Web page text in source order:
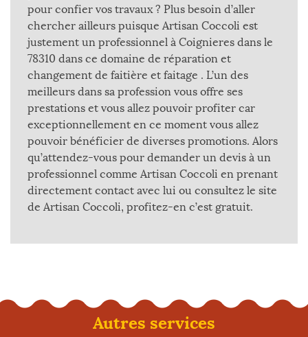
pour confier vos travaux ? Plus besoin d’aller
chercher ailleurs puisque Artisan Coccoli est
justement un professionnel à Coignieres dans le
78310 dans ce domaine de réparation et
changement de faitière et faitage . L’un des
meilleurs dans sa profession vous offre ses
prestations et vous allez pouvoir profiter car
exceptionnellement en ce moment vous allez
pouvoir bénéficier de diverses promotions. Alors
qu’attendez-vous pour demander un devis à un
professionnel comme Artisan Coccoli en prenant
directement contact avec lui ou consultez le site
de Artisan Coccoli, profitez-en c’est gratuit.
Autres services